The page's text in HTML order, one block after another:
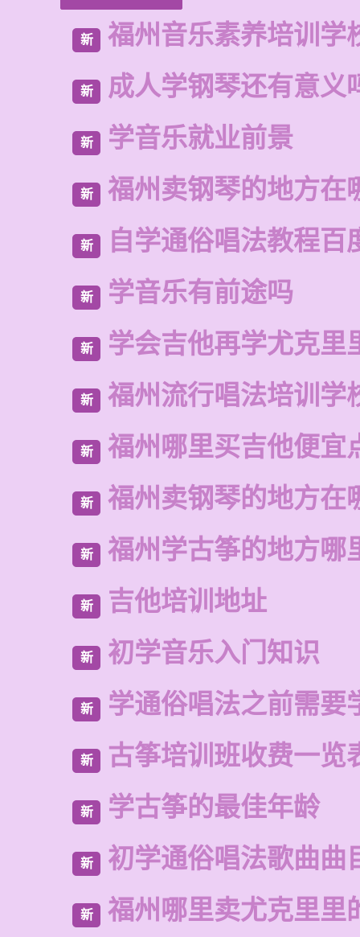
新 福州音乐素养培训学
新 成人学钢琴还有意义
新 学音乐就业前景
新 福州卖钢琴的地方在
新 自学通俗唱法教程百
新 学音乐有前途吗
新 学会吉他再学尤克里
新 福州流行唱法培训学
新 福州哪里买吉他便宜
新 福州卖钢琴的地方在
新 福州学古筝的地方哪
新 吉他培训地址
新 初学音乐入门知识
新 学通俗唱法之前需要
新 古筝培训班收费一览
新 学古筝的最佳年龄
新 初学通俗唱法歌曲曲
新 福州哪里卖尤克里里